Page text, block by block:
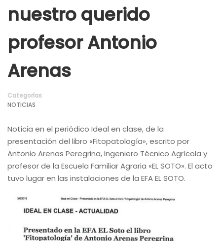
nuestro querido
profesor Antonio
Arenas
Categorías
NOTICIAS
Noticia en el periódico Ideal en clase, de la
presentación del libro «Fitopatología», escrito por
Antonio Arenas Peregrina, Ingeniero Técnico Agrícola y
profesor de la Escuela Familiar Agraria «EL SOTO». El acto
tuvo lugar en las instalaciones de la EFA EL SOTO.